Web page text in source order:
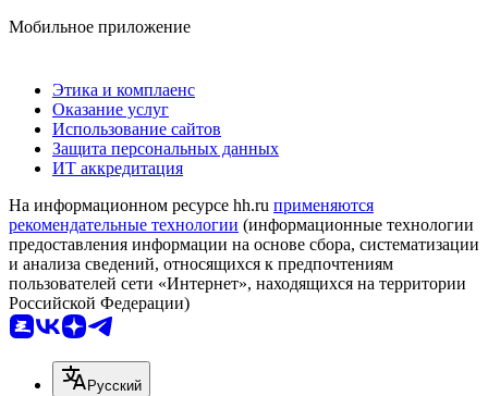
Мобильное приложение
Этика и комплаенс
Оказание услуг
Использование сайтов
Защита персональных данных
ИТ аккредитация
На информационном ресурсе hh.ru применяются
рекомендательные технологии (информационные технологии
предоставления информации на основе сбора, систематизации
и анализа сведений, относящихся к предпочтениям
пользователей сети «Интернет», находящихся на территории
Российской Федерации)
Русский